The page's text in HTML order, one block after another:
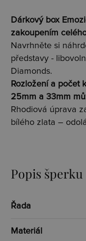
Dárkový box
zakoupením
Navrhněte si
představy -
Diamonds.
Rozložení a počet
25mm a 33mm
Rhodiová úprava
bílého zlata –
Popis šperku
Řada
Materiál